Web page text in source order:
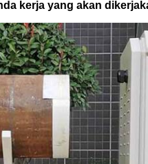
kerja yang akan